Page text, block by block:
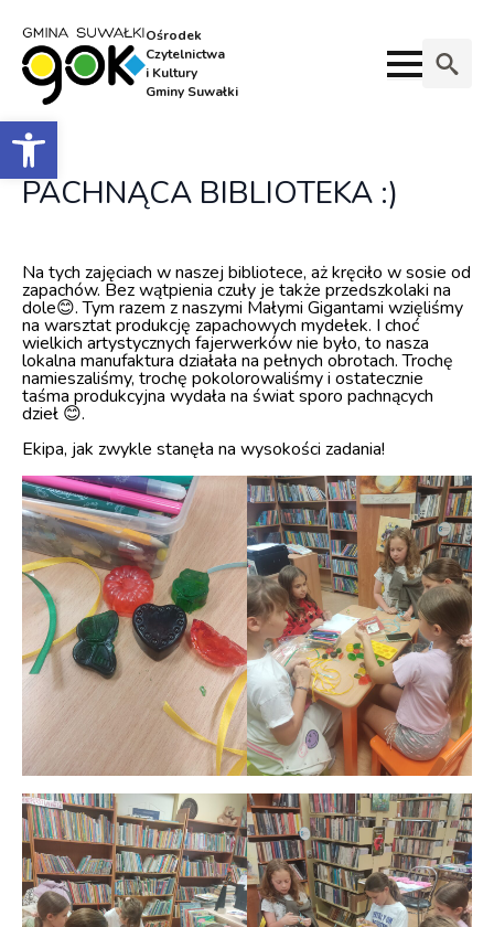
Otwórz pasek narzędzi
Ośrodek
Czytelnictwa
i Kultury
Gminy Suwałki
PACHNĄCA BIBLIOTEKA :)
Na tych zajęciach w naszej bibliotece, aż kręciło w sosie od
zapachów. Bez wątpienia czuły je także przedszkolaki na
dole😊. Tym razem z naszymi Małymi Gigantami wzięliśmy
na warsztat produkcję zapachowych mydełek. I choć
wielkich artystycznych fajerwerków nie było, to nasza
lokalna manufaktura działała na pełnych obrotach. Trochę
namieszaliśmy, trochę pokolorowaliśmy i ostatecznie
taśma produkcyjna wydała na świat sporo pachnących
dzieł 😊.
Ekipa, jak zwykle stanęła na wysokości zadania!